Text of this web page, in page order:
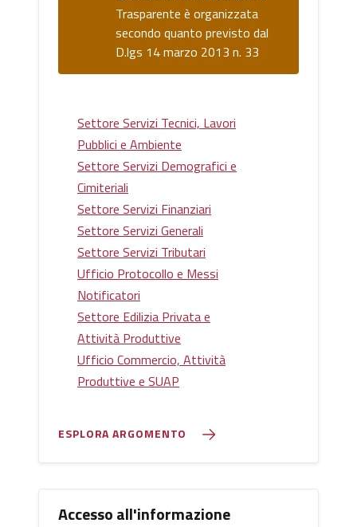
Trasparente è organizzata
secondo quanto previsto dal
D.lgs 14 marzo 2013 n. 33
Settore Servizi Tecnici, Lavori
Pubblici e Ambiente
Settore Servizi Demografici e
Cimiteriali
Settore Servizi Finanziari
Settore Servizi Generali
Settore Servizi Tributari
Ufficio Protocollo e Messi
Notificatori
Settore Edilizia Privata e
Attività Produttive
Ufficio Commercio, Attività
Produttive e SUAP
ESPLORA ARGOMENTO
Accesso all'informazione